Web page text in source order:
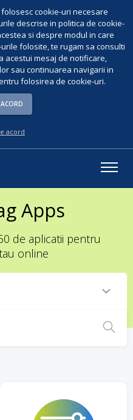
cookie-uri necesare
descrise in politica de cookie-
si despre modul in care
folosite, te rugam sa consulti
acestui mesaj de notificare,
sau continuarea navigarii in
folosirea de cookie-uri.
acord
Apps
de aplicatii pentru
online